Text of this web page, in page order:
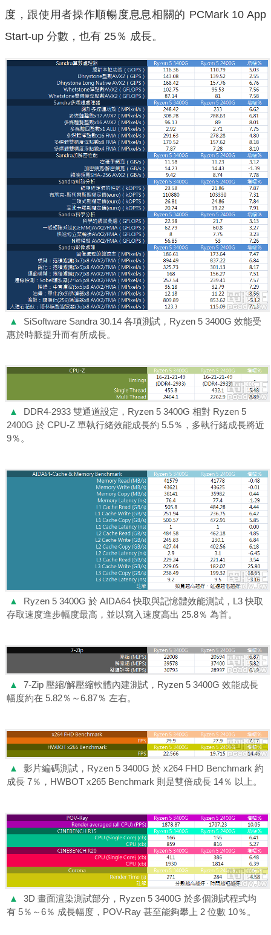
度，跟使用者操作順暢度息息相關的 PCMark 10 App
Start-up 分數，也有 25％ 成長。
▲
SiSoftware Sandra 30.14 各項測試，Ryzen 5 3400G 效能受
惠於時脈提升而有所成長。
▲
DDR4-2933 雙通道設定，Ryzen 5 3400G 相對 Ryzen 5
2400G 於 CPU-Z 單執行緒效能成長約 5.5％，多執行緒成長將近
9％。
▲
Ryzen 5 3400G 於 AIDA64 快取與記憶體效能測試，L3 快取
存取速度進步幅度最高，並以寫入速度高出 25.8％ 為首。
▲
7-Zip 壓縮/解壓縮軟體內建測試，Ryzen 5 3400G 效能成長
幅度約在 5.82％～6.87％ 左右。
▲
影片編碼測試，Ryzen 5 3400G 於 x264 FHD Benchmark 約
成長 7％，HWBOT x265 Benchmark 則是雙倍成長 14％ 以上。
▲
3D 畫面渲染測試部分，Ryzen 5 3400G 於多個測試程式均
有 5％～6％ 成長幅度，POV-Ray 甚至能夠攀上 2 位數 10％。